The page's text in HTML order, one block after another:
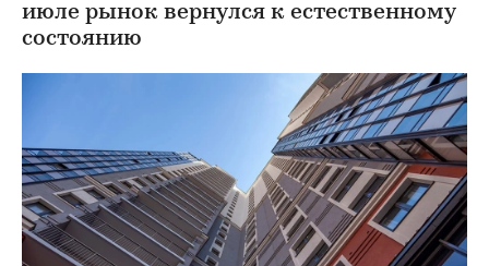
июле рынок вернулся к естественному
состоянию